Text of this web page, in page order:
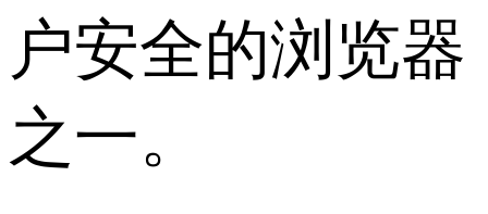
户安全的浏览器
之一。